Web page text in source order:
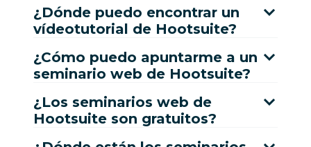
¿Dónde puedo encontrar un
vídeotutorial de Hootsuite?
¿Cómo puedo apuntarme a un
seminario web de Hootsuite?
¿Los seminarios web de
Hootsuite son gratuitos?